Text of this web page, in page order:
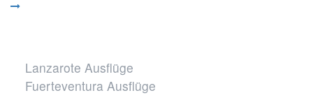
Lanzarote Ausflüge
Fuerteventura Ausflüge